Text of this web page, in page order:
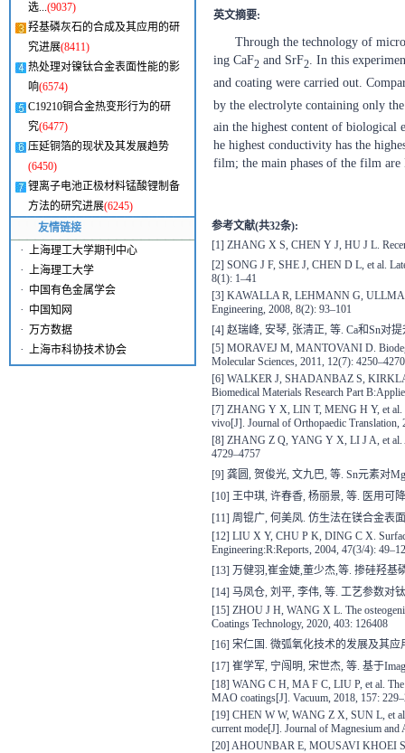
选...(9037)
羟基磷灰石的合成及其应用的研
究进展(8411)
热处理对镍钛合金表面性能的影
响(6574)
C19210铜合金热变形行为的研
究(6477)
压延铜箔的现状及其发展趋势
(6450)
锂离子电池正极材料锰酸锂制备
方法的研究进展(6245)
友情链接
· 上海理工大学期刊中心
· 上海理工大学
· 中国有色金属学会
· 中国知网
· 万方数据
· 上海市科协技术协会
英文摘要:
Through the technology of
ing CaF2 and SrF2. In this
and coating were carried out.
by the electrolyte containing only
ain the highest content of biological
he highest conductivity has the
film; the main phases of the film
参考文献(共32条):
[1] ZHANG X S, CHEN Y J, HU J L.
[2] SONG J F, SHE J, CHEN D L, et al.
8(1): 1–41
[3] KAWALLA R, LEHMANN G,
Engineering, 2008, 8(2): 93–101
[4] 赵瑞峰, 安琴, 张清正, 等. Ca和Sn对
[5] MORAVEJ M, MANTOVANI D.
Molecular Sciences, 2011, 12(7): 4250–4270
[6] WALKER J, SHADANBAZ S,
Biomedical Materials Research Part
[7] ZHANG Y X, LIN T, MENG H Y, et al.
vivo[J]. Journal of Orthopaedic Translation,
[8] ZHANG Z Q, YANG Y X, LI J A, et al.
4729–4757
[9] 龚圆, 贺俊光, 文九巴, 等. Sn元素对
[10] 王中琪, 许春香, 杨丽景, 等. 医用可
[11] 周锟广, 何美凤. 仿生法在镁合金表
[12] LIU X Y, CHU P K, DING C X.
Engineering:R:Reports, 2004, 47(3/4):
[13] 万健羽,崔金婕,董少杰,等. 掺硅羟基
[14] 马凤仓, 刘平, 李伟, 等. 工艺参数对
[15] ZHOU J H, WANG X L. The
Coatings Technology, 2020, 403: 126408
[16] 宋仁国. 微弧氧化技术的发展及其应
[17] 崔学军, 宁闯明, 宋世杰, 等. 基于
[18] WANG C H, MA F C, LIU P, et al.
MAO coatings[J]. Vacuum, 2018, 157:
[19] CHEN W W, WANG Z X, SUN L, et al.
current mode[J]. Journal of Magnesium
[20] AHOUNBAR E, MOUSAVI KHOEI S